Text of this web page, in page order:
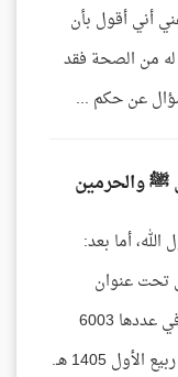
أني أقول بأن
له من الصحة فقد
عن حكم ...
ﷺ والحرمين
أما بعد:
تحت عنوان
(المسجدان) نشرتها صحيفة الرياض في عددها 6003
الصادر في يومم الخميس الموافق 7 ربيع الأول 1405 هـ.